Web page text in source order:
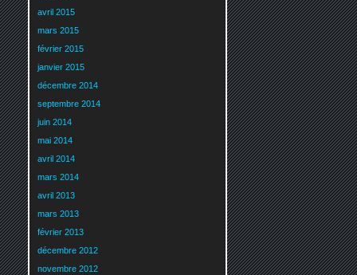
avril 2015
mars 2015
février 2015
janvier 2015
décembre 2014
septembre 2014
juin 2014
mai 2014
avril 2014
mars 2014
avril 2013
mars 2013
février 2013
décembre 2012
novembre 2012